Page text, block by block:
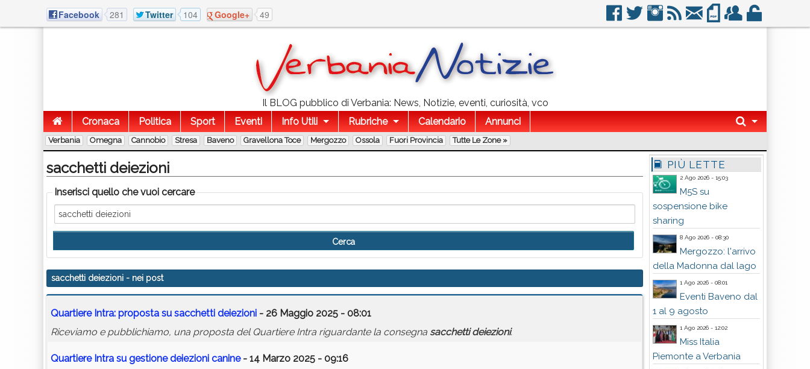
Facebook 281 Twitter 104 Google+ 49
Il BLOG pubblico di Verbania: News, Notizie, eventi, curiosità, vco
Cronaca
Politica Sport Eventi Info Utili Rubriche Calendario Annunci
Verbania Omegna Cannobio Stresa Baveno Gravellona Toce Mergozzo Ossola Fuori Provincia Tutte Le Zone »
sacchetti deiezioni
Inserisci quello che vuoi cercare
sacchetti deiezioni - nei post
Quartiere Intra: proposta su sacchetti deiezioni - 26 Maggio 2025 - 08:01
Riceviamo e pubblichiamo, una proposta del Quartiere Intra riguardante la consegna sacchetti deiezioni.
Quartiere Intra su gestionedeiezioni canine- 14 Marzo 2025 - 09:16
PIÙ LETTE
2 Ago 2026 - 15:03
M5S su
sospensione bike
sharing
8 Ago 2026 - 08:30
Mergozzo: l'arrivo
della Madonna dal lago
1 Ago 2026 - 08:01
Eventi Baveno dal
1 al 9 agosto
1 Ago 2026 - 12:02
Miss Italia
Piemonte a Verbania